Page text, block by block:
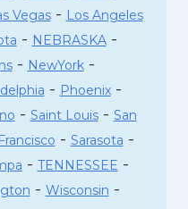
Vegas- Los Angeles
- NEBRASKA-
- NewYork-
- Phoenix-
- Saint Louis- San
- Sarasota -
- TENNESSEE -
- Wisconsin -